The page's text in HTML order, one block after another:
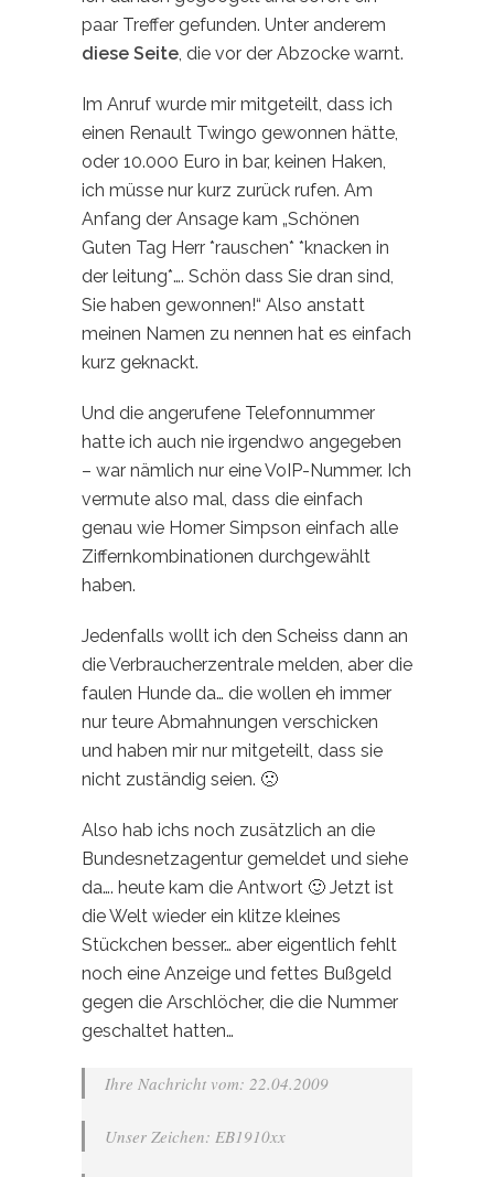
paar Treffer gefunden. Unter anderem
diese Seite, die vor der Abzocke warnt.
Im Anruf wurde mir mitgeteilt, dass ich
einen Renault Twingo gewonnen hätte,
oder 10.000 Euro in bar, keinen Haken,
ich müsse nur kurz zurück rufen. Am
Anfang der Ansage kam „Schönen
Guten Tag Herr *rauschen* *knacken in
der leitung*…. Schön dass Sie dran sind,
Sie haben gewonnen!“ Also anstatt
meinen Namen zu nennen hat es einfach
kurz geknackt.
Und die angerufene Telefonnummer
hatte ich auch nie irgendwo angegeben
– war nämlich nur eine VoIP-Nummer. Ich
vermute also mal, dass die einfach
genau wie Homer Simpson einfach alle
Ziffernkombinationen durchgewählt
haben.
Jedenfalls wollt ich den Scheiss dann an
die Verbraucherzentrale melden, aber die
faulen Hunde da… die wollen eh immer
nur teure Abmahnungen verschicken
und haben mir nur mitgeteilt, dass sie
nicht zuständig seien. 🙁
Also hab ichs noch zusätzlich an die
Bundesnetzagentur gemeldet und siehe
da…. heute kam die Antwort 🙂 Jetzt ist
die Welt wieder ein klitze kleines
Stückchen besser… aber eigentlich fehlt
noch eine Anzeige und fettes Bußgeld
gegen die Arschlöcher, die die Nummer
geschaltet hatten…
Ihre Nachricht vom: 22.04.2009
Unser Zeichen: EB1910xx